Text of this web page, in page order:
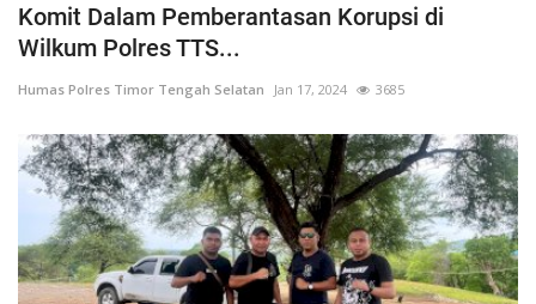
Komit Dalam Pemberantasan Korupsi di
Wilkum Polres TTS...
Humas Polres Timor Tengah Selatan Jan 17, 2024 3685